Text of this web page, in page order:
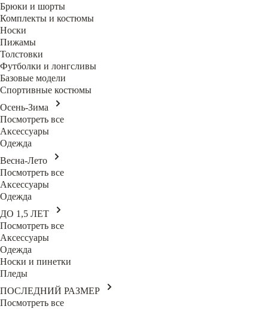
Брюки и шорты
Комплекты и костюмы
Носки
Пижамы
Толстовки
Футболки и лонгсливы
Базовые модели
Спортивные костюмы
Осень-Зима
Посмотреть все
Аксессуары
Одежда
Весна-Лето
Посмотреть все
Аксессуары
Одежда
ДО 1,5 ЛЕТ
Посмотреть все
Аксессуары
Одежда
Носки и пинетки
Пледы
ПОСЛЕДНИЙ РАЗМЕР
Посмотреть все